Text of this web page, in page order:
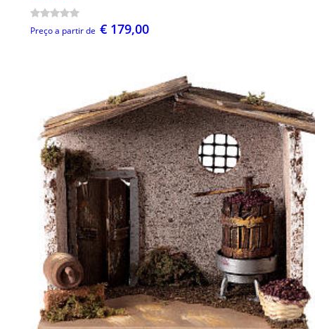
Preço a partir de € 179,00